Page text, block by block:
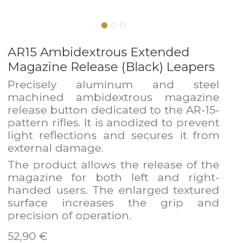
AR15 Ambidextrous Extended
Magazine Release (Black) Leapers
Precisely aluminum and steel
machined ambidextrous magazine
release button dedicated to the AR-15-
pattern rifles. It is anodized to prevent
light reflections and secures it from
external damage.
The product allows the release of the
magazine for both left and right-
handed users. The enlarged textured
surface increases the grip and
precision of operation.
52,90 €